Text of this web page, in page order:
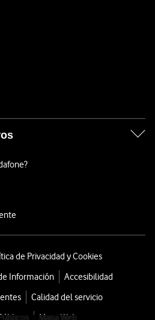
de Privacidad y Cookies
Información
Accesibilidad
Calidad del servicio
Mapa Web